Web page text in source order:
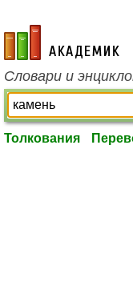
academic.ru
Словари и
Толкования